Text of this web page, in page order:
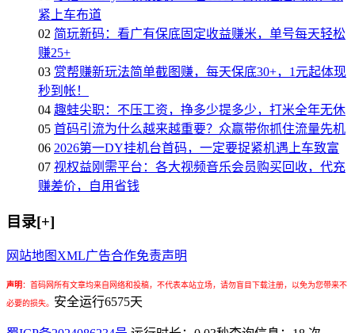
紧上车布道
02 简玩新码：看广有保底固定收益赚米，单号每天轻松
赚25+
03 赏帮赚新玩法简单截图赚，每天保底30+，1元起体现
秒到帐！
04 趣蛙尖职：不压工资，挣多少提多少，打米全年无休
05 首码引流为什么越来越重要？众赢带你抓住流量先机
06 2026第一DY挂机台首码，一定要捉紧机遇上车致富
07 视权益刚需平台：各大视频音乐会员购买回收，代充
赚差价，自用省钱
目录[+]
网站地图 XML广告合作免责声明
声明： 首码网所有文章均来自网络和投稿，不代表本站立场，请勿盲目下载注册，以免为您带来不
必要的损失。 安全运行6575天